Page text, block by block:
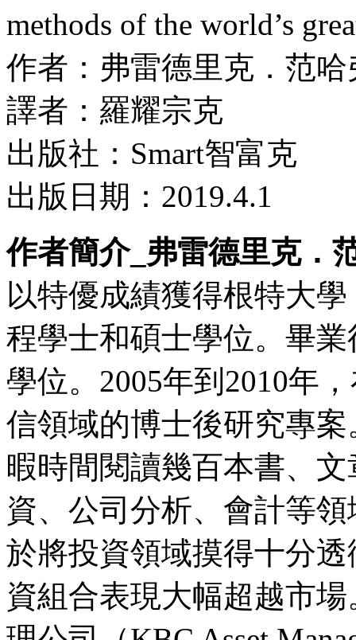
methods of the world’s
作者：弗雷德里克．范
譯者：羅耀宗克
出版社：Smart智富克
出版日期：2019.4.1
作者簡介_弗雷德里克．
以特優成績獲得根特大
程學士和碩士學位。畢
學位。2005年到2010年
信領域的博士後研究專
暇時間閱讀幾百本書、
資、公司分析、會計等
於將投資領域摸得十分
資組合表現大幅超越市